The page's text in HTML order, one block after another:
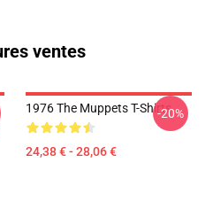
ventes
1976 The Muppets T-Shirts
24,38 € - 28,06 €
-20%